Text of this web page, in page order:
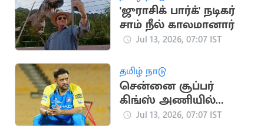
'ஜுராசிக் பார்க்' நடிகர்
சாம் நீல் காலமானார்
Jul 13, 2026, 07:07 IST
தமிழ் நாடு
சென்னை சூப்பர்
கிங்ஸ் அணியில்
தலைமை
Jul 13, 2026, 07:07 IST